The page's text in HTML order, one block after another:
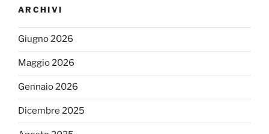
ARCHIVI
Giugno 2026
Maggio 2026
Gennaio 2026
Dicembre 2025